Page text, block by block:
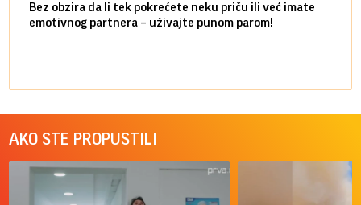
Bez obzira da li tek pokrećete neku priču ili već imate
emotivnog partnera – uživajte punom parom!
AKO STE PROPUSTILI